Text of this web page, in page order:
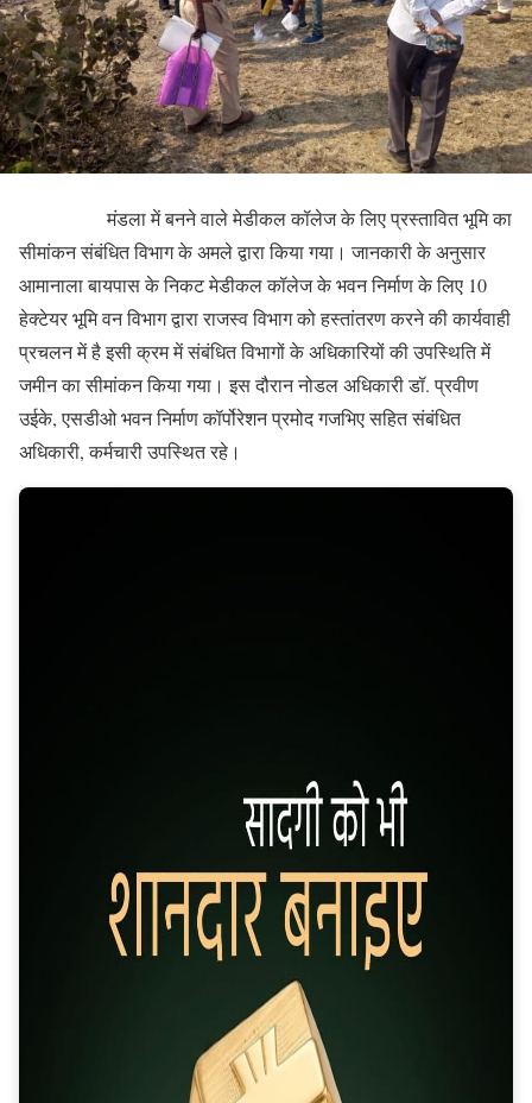
मंडला में बनने वाले मेडीकल कॉलेज के लिए प्रस्तावित भूमि का
सीमांकन संबंधित विभाग के अमले द्वारा किया गया। जानकारी के अनुसार
आमानाला बायपास के निकट मेडीकल कॉलेज के भवन निर्माण के लिए 10
हेक्टेयर भूमि वन विभाग द्वारा राजस्व विभाग को हस्तांतरण करने की कार्यवाही
प्रचलन में है इसी क्रम में संबंधित विभागों के अधिकारियों की उपस्थिति में
जमीन का सीमांकन किया गया। इस दौरान नोडल अधिकारी डॉ. प्रवीण
उईके, एसडीओ भवन निर्माण कॉर्पोरेशन प्रमोद गजभिए सहित संबंधित
अधिकारी, कर्मचारी उपस्थित रहे।